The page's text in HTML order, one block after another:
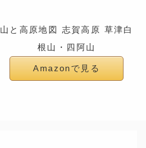
山と高原地図 志賀高原 草津白
根山・四阿山
Amazonで見る